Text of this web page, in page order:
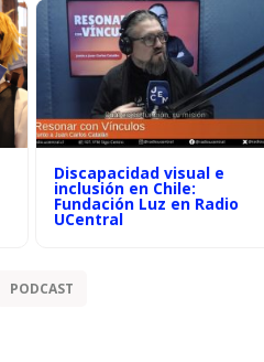
Discapacidad visual e
inclusión en Chile:
Fundación Luz en Radio
UCentral
PODCAST